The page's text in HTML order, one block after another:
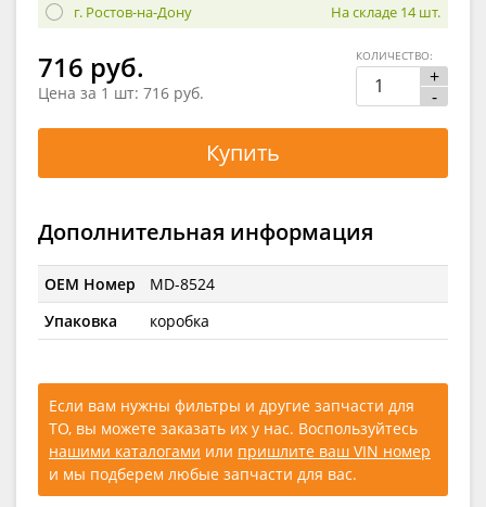
г. Ростов-на-Дону
На складе 14 шт.
716 руб.
Цена за 1 шт: 716 руб.
+
-
КОЛИЧЕСТВО:
Купить
Дополнительная информация
OEM Номер
MD-8524
Упаковка
коробка
Если вам нужны фильтры и другие запчасти для
ТО, вы можете заказать их у нас. Воспользуйтесь
нашими каталогами или пришлите ваш VIN номер
и мы подберем любые запчасти для вас.